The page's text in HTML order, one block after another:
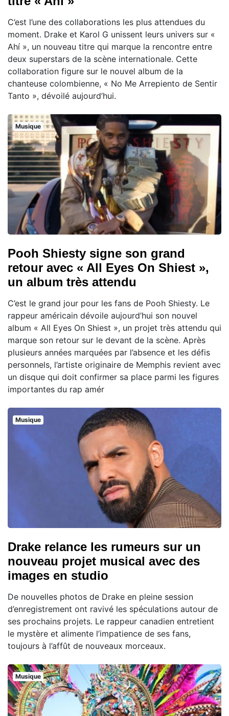
C’est l’une des collaborations les plus attendues du
moment. Drake et Karol G unissent leurs univers sur «
Ahí », un nouveau titre qui marque la rencontre entre
deux superstars de la scène internationale. Cette
collaboration figure sur le nouvel album de la
chanteuse colombienne, « No Me Arrepiento de Sentir
Tanto », dévoilé aujourd’hui.
Musique
Pooh Shiesty signe son grand
retour avec « All Eyes On Shiest »,
un album très attendu
C’est le grand jour pour les fans de Pooh Shiesty. Le
rappeur américain dévoile aujourd’hui son nouvel
album « All Eyes On Shiest », un projet très attendu qui
marque son retour sur le devant de la scène. Après
plusieurs années marquées par l’absence et les défis
personnels, l’artiste originaire de Memphis revient avec
un disque qui doit confirmer sa place parmi les figures
importantes du rap amér
Musique
Drake relance les rumeurs sur un
nouveau projet musical avec des
images en studio
De nouvelles photos de Drake en pleine session
d’enregistrement ont ravivé les spéculations autour de
ses prochains projets. Le rappeur canadien entretient
le mystère et alimente l’impatience de ses fans,
toujours à l’affût de nouveaux morceaux.
Musique